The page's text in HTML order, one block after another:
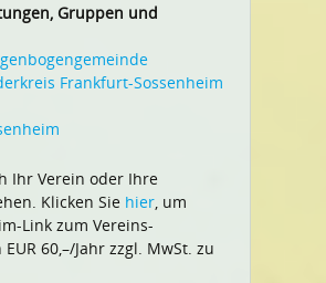
Gruppen und
Frankfurt-Sossenheim
Ihr Verein oder Ihre
Klicken Sie hier, um
Link zum Vereins-
60,–/Jahr zzgl. MwSt. zu